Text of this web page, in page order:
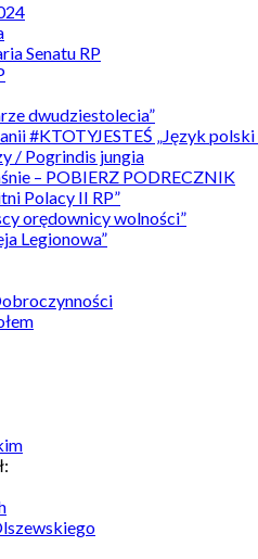
Senatu RP
dwudziestolecia”
#KTOTYJESTEŚ „Język
/ Pogrindis jungia
– POBIERZ PODRECZNIK
Polacy II RP”
orędownicy wolności”
Legionowa”